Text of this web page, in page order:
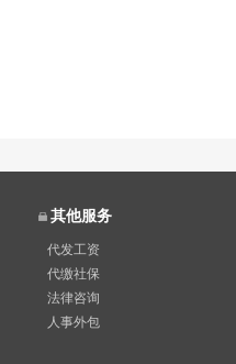
其他服务
代发工资
代缴社保
法律咨询
人事外包